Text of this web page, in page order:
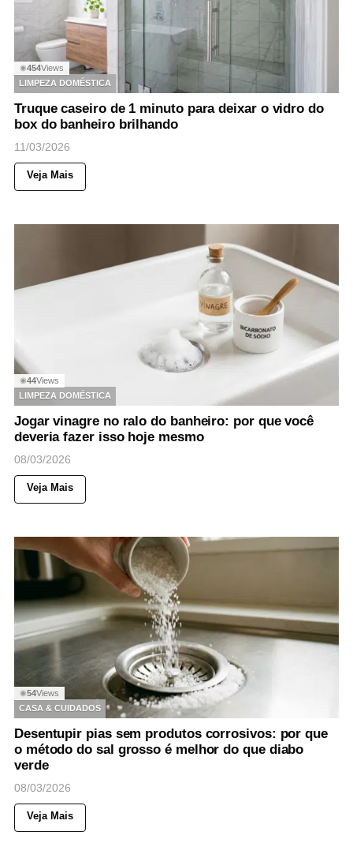
◉454Views
LIMPEZA DOMÉSTICA
Truque caseiro de 1 minuto para deixar o vidro do
box do banheiro brilhando
11/03/2026
Veja Mais
◉44Views
LIMPEZA DOMÉSTICA
Jogar vinagre no ralo do banheiro: por que você
deveria fazer isso hoje mesmo
08/03/2026
Veja Mais
◉54Views
CASA & CUIDADOS
Desentupir pias sem produtos corrosivos: por que
o método do sal grosso é melhor do que diabo
verde
08/03/2026
Veja Mais